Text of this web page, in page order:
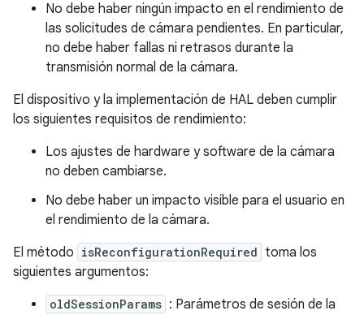
No debe haber ningún impacto en el rendimiento de
las solicitudes de cámara pendientes. En particular,
no debe haber fallas ni retrasos durante la
transmisión normal de la cámara.
El dispositivo y la implementación de HAL deben cumplir
los siguientes requisitos de rendimiento:
Los ajustes de hardware y software de la cámara
no deben cambiarse.
No debe haber un impacto visible para el usuario en
el rendimiento de la cámara.
El método isReconfigurationRequired toma los
siguientes argumentos:
oldSessionParams : Parámetros de sesión de la